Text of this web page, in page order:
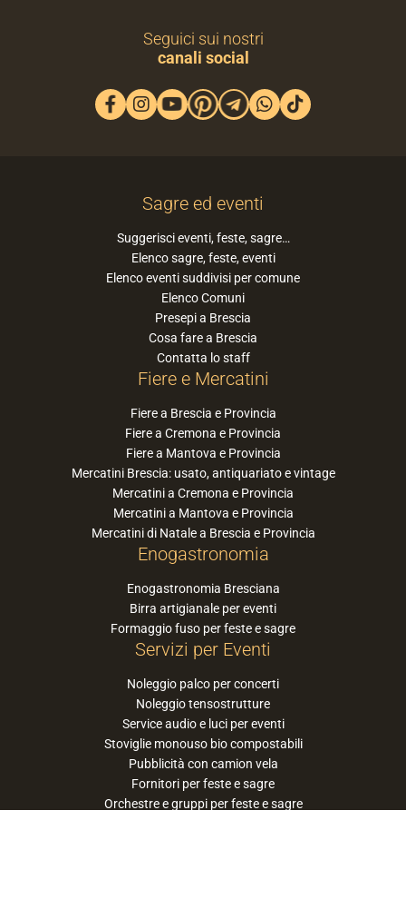
Seguici sui nostri
canali social
Sagre ed eventi
Suggerisci eventi, feste, sagre…
Elenco sagre, feste, eventi
Elenco eventi suddivisi per comune
Elenco Comuni
Presepi a Brescia
Cosa fare a Brescia
Contatta lo staff
Fiere e Mercatini
Fiere a Brescia e Provincia
Fiere a Cremona e Provincia
Fiere a Mantova e Provincia
Mercatini Brescia: usato, antiquariato e vintage
Mercatini a Cremona e Provincia
Mercatini a Mantova e Provincia
Mercatini di Natale a Brescia e Provincia
Enogastronomia
Enogastronomia Bresciana
Birra artigianale per eventi
Formaggio fuso per feste e sagre
Servizi per Eventi
Noleggio palco per concerti
Noleggio tensostrutture
Service audio e luci per eventi
Stoviglie monouso bio compostabili
Pubblicità con camion vela
Fornitori per feste e sagre
Orchestre e gruppi per feste e sagre